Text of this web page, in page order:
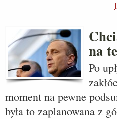
na
Po
moment na pewne
była to zaplanowana z